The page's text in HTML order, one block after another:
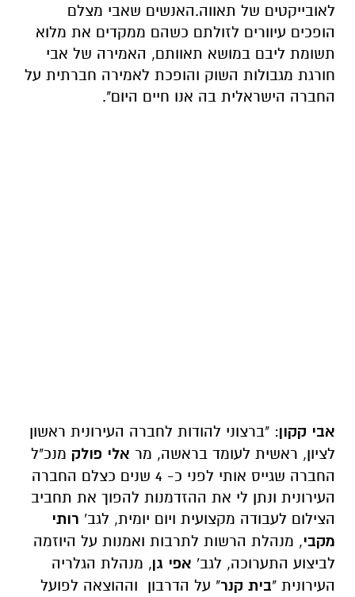
לאובייקטים של תאווה.האנשים שאבי מצלם
הופכים עיוורים לזולתם כשהם ממקדים את מלוא
תשומת ליבם במושא תאוותם, האמירה של אבי
חורגת מגבולות השוק והופכת לאמירה חברתית על
החברה הישראלית בה אנו חיים היום".
אבי קקון: "ברצוני להודות לחברה העירונית ראשון
לציון, ראשית לעומד בראשה, מר אלי פולק מנכ"ל
החברה שגייס אותי לפני כ- 4 שנים כצלם החברה
העירונית ונתן לי את ההזדמנות להפוך את תחביב
הצילום לעבודה מקצועית ויום יומית, לגב' רותי
מקבי, מנהלת הרשות לתרבות ואמנות על היוזמה
לביצוע התערוכה, לגב' אפי גן, מנהלת הגלריה
העירונית "בית קנר" על הדרבון וההוצאה לפועל